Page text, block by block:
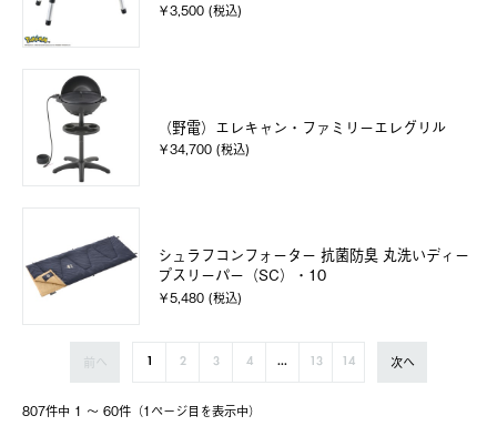
￥3,500 (税込)
（野電）エレキャン・ファミリーエレグリル
￥34,700 (税込)
シュラフコンフォーター 抗菌防臭 丸洗いディー
プスリーパー（SC）・10
￥5,480 (税込)
807件中 1 〜 60件（1ページ⽬を表⽰中）
前へ 1 2 3 4 ... 13 14 次へ